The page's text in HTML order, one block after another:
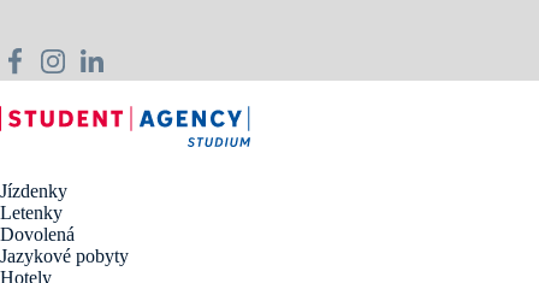
Jízdenky
Letenky
Dovolená
Jazykové pobyty
Hotely